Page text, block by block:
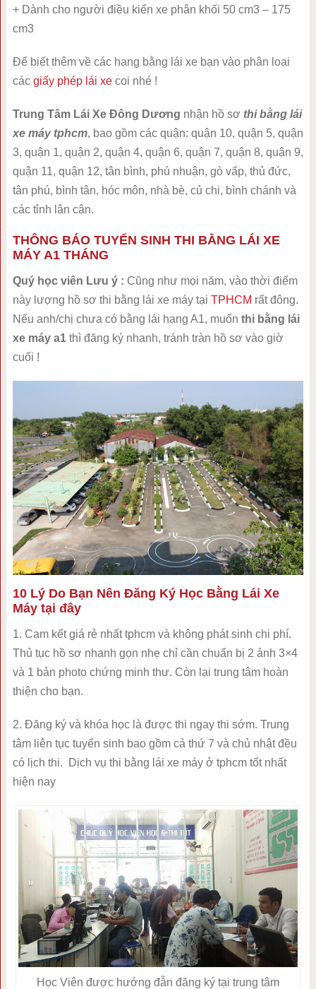
+ Dành cho người điều kiển xe phân khối 50 cm3 – 175
cm3
Để biết thêm về các hạng bằng lái xe bạn vào phân loại
các giấy phép lái xecoi nhé !
Trung Tâm Lái Xe Đông Dương nhận hồ sơ thi bằng lái
xe máy tphcm, bao gồm các quận: quận 10, quận 5, quận
3, quận 1, quận 2, quận 4, quận 6, quận 7, quận 8, quận 9,
quận 11, quận 12, tân bình, phú nhuận, gò vấp, thủ đức,
tân phú, bình tân, hóc môn, nhà bè, củ chi, bình chánh và
các tỉnh lân cận.
THÔNG BÁO TUYỂN SINH THI BẰNG LÁI XE
MÁY A1 THÁNG
Quý học viên Lưu ý : Cũng như mọi năm, vào thời điểm
này lượng hồ sơ thi bằng lái xe máy tại TPHCM rất đông.
Nếu anh/chị chưa có bằng lái hạng A1, muốn thi bằng lái
xe máy a1thì đăng ký nhanh, tránh tràn hồ sơ vào giờ
cuối !
10 Lý Do Bạn Nên Đăng Ký Học Bằng Lái Xe
Máy tại đây
1. Cam kết giá rẻ nhất tphcm và không phát sinh chi phí.
Thủ tục hồ sơ nhanh gọn nhẹ chỉ cần chuẩn bị 2 ảnh 3×4
và 1 bản photo chứng minh thư. Còn lại trung tâm hoàn
thiện cho bạn.
2. Đăng ký và khóa học là được thi ngay thi sớm. Trung
tâm liên tục tuyển sinh bao gồm cả thứ 7 và chủ nhật đều
có lịch thi. Dịch vụ thi bằng lái xe máy ở tphcm tốt nhất
hiện nay
Học Viên được hướng đẫn đăng ký tại trung tâm